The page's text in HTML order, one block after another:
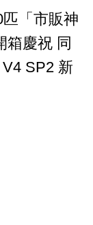
「市販神
箱慶祝 同
SP2 新